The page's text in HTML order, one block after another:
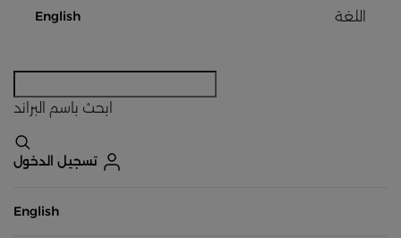
اللغة English
ابحث باسم البراند
تسجيل الدخول
English